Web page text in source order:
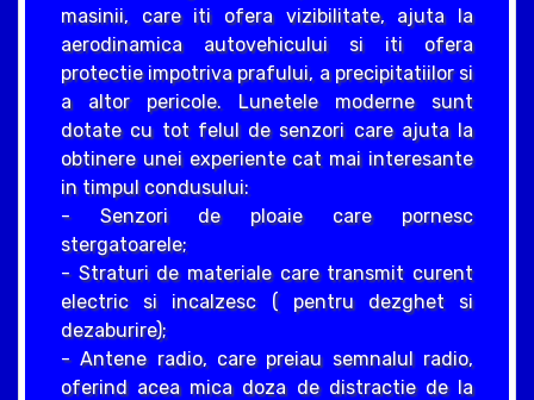
masinii, care iti ofera vizibilitate, ajuta la
aerodinamica autovehicului si iti ofera
protectie impotriva prafului, a precipitatiilor si
a altor pericole. Lunetele moderne sunt
dotate cu tot felul de senzori care ajuta la
obtinere unei experiente cat mai interesante
in timpul condusului:
- Senzori de ploaie care pornesc
stergatoarele;
- Straturi de materiale care transmit curent
electric si incalzesc ( pentru dezghet si
dezaburire);
- Antene radio, care preiau semnalul radio,
oferind acea mica doza de distractie de la